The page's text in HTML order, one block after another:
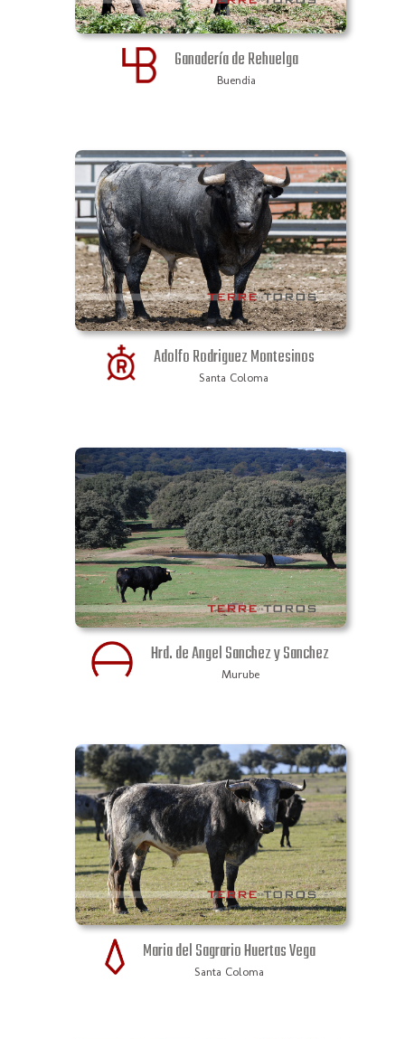
Ganadería de Rehuelga
Buendia
Adolfo Rodriguez Montesinos
Santa Coloma
Hrd. de Angel Sanchez y Sanchez
Murube
Maria del Sagrario Huertas Vega
Santa Coloma